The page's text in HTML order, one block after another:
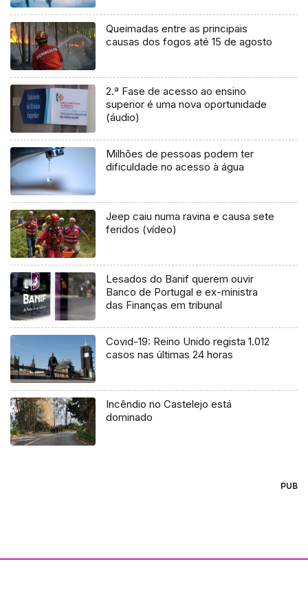
Queimadas entre as principais
causas dos fogos até 15 de agosto
2.ª Fase de acesso ao ensino
superior é uma nova oportunidade
(áudio)
Milhões de pessoas podem ter
dificuldade no acesso à água
Jeep caiu numa ravina e causa sete
feridos (vídeo)
Lesados do Banif querem ouvir
Banco de Portugal e ex-ministra
das Finanças em tribunal
Covid-19: Reino Unido regista 1.012
casos nas últimas 24 horas
Incêndio no Castelejo está
dominado
PUB